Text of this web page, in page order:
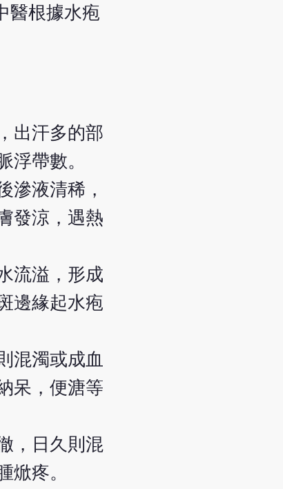
醫根據水疱
出汗多的部
帶數。
滲液清稀，
發涼，遇熱
流溢，形成
邊緣起水疱
混濁或成血
呆，便溏等
，日久則混
疼。